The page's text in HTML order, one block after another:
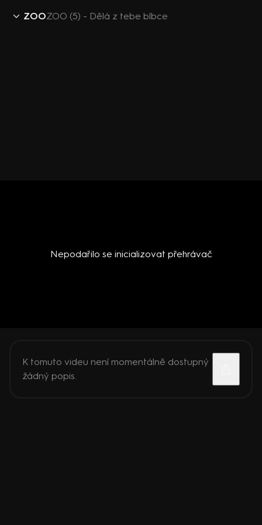
ZOOZOO (5) - Dělá z tebe blbce
Nepodařilo se inicializovat přehrávač
K tomuto videu není momentálně dostupný
žádný popis.